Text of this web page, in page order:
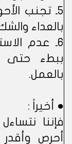
5ـ تجنب
بالعداء
6ـ عدم
ببطء حتى
بالعمل.
● أخيراً :
فإننا
أحرص